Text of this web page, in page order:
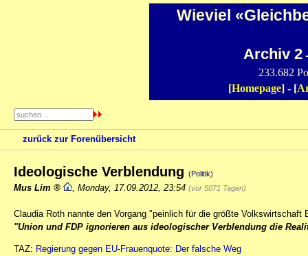
Wieviel
Archiv 2
233.682
[Homepage] - [
zurück zur Forenübersicht
Ideologische Verblendung (Politik)
Mus Lim Monday, 17.09.2012, 23:54 (vor 5071 Tagen)
Claudia Roth nannte den Vorgang "peinlich für die größte Volkswirtschaft
"Union und FDP ignorieren aus ideologischer Verblendung die
TAZ: Regierung gegen EU-Frauenquote: Der falsche Weg